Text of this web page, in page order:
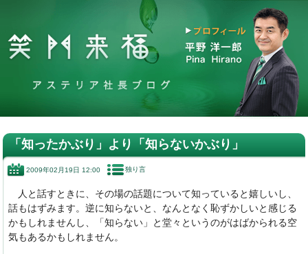
「知ったかぶり」より「知らないかぶり」
2009年02月19日 12:00 独り言
人と話すときに、その場の話題について知っていると嬉しいし、
話もはずみます。逆に知らないと、なんとなく恥ずかしいと感じる
かもしれませんし、「知らない」と堂々というのがはばかられる空
気もあるかもしれません。